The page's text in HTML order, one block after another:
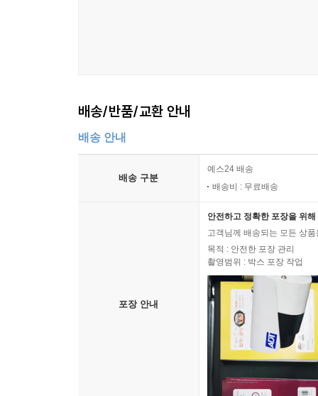
배송/반품/교환 안내
배송 안내
배송 구분
예스24 배송
배송비 : 무료배송
포장 안내
안전하고 정확한 포장을 위
고객님께 배송되는 모든 상
목적 : 안전한 포장 관리
촬영범위 : 박스 포장 작업